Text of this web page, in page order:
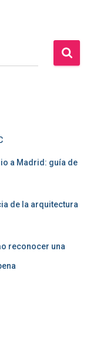
a Madrid: guía de
de la arquitectura
reconocer una